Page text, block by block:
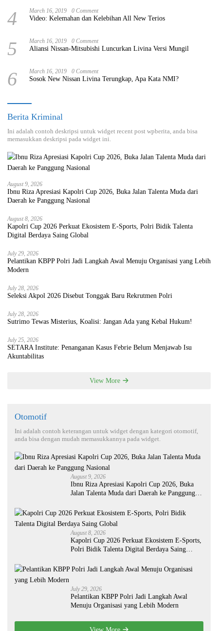
4 March 16, 2019 0 Comment
Video: Kelemahan dan Kelebihan All New Terios
5 March 16, 2019 0 Comment
Aliansi Nissan-Mitsubishi Luncurkan Livina Versi Mungil
6 March 16, 2019 0 Comment
Sosok New Nissan Livina Terungkap, Apa Kata NMI?
Berita Kriminal
Ini adalah contoh deskripsi untuk widget recent post wpberita, anda bisa
memasukkan deskripsi pada widget ini.
August 9, 2026
Ibnu Riza Apresiasi Kapolri Cup 2026, Buka Jalan Talenta Muda dari
Daerah ke Panggung Nasional
August 8, 2026
Kapolri Cup 2026 Perkuat Ekosistem E-Sports, Polri Bidik Talenta
Digital Berdaya Saing Global
July 29, 2026
Pelantikan KBPP Polri Jadi Langkah Awal Menuju Organisasi yang Lebih
Modern
July 28, 2026
Seleksi Akpol 2026 Disebut Tonggak Baru Rekrutmen Polri
July 28, 2026
Sutrimo Tewas Misterius, Koalisi: Jangan Ada yang Kebal Hukum!
July 25, 2026
SETARA Institute: Penanganan Kasus Febrie Belum Menjawab Isu
Akuntabilitas
View More
Otomotif
Ini adalah contoh keterangan untuk widget dengan kategori otomotif,
anda bisa dengan mudah memasukkannya pada widget.
August 9, 2026
Ibnu Riza Apresiasi Kapolri Cup 2026, Buka
Jalan Talenta Muda dari Daerah ke Panggung
August 8, 2026
Kapolri Cup 2026 Perkuat Ekosistem E-Sports,
Polri Bidik Talenta Digital Berdaya Saing
July 29, 2026
Pelantikan KBPP Polri Jadi Langkah Awal
Menuju Organisasi yang Lebih Modern